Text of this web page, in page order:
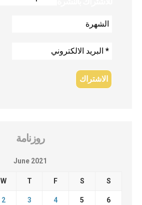
روزنامة
June 2021
W T F S S
2 3 4 5 6